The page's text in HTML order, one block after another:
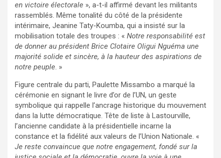
en victoire électorale », a-t-il affirmé devant les militants
rassemblés. Même tonalité du côté de la présidente
intérimaire, Jeanine Taty-Koumba, qui a insisté sur la
mobilisation totale des troupes : « Notre responsabilité est
de donner au président Brice Clotaire Oligui Nguéma une
majorité solide et sincère, à la hauteur des aspirations de
notre peuple. »
Figure centrale du parti, Paulette Missambo a marqué la
cérémonie en signant le livre d’or de l’UN, un geste
symbolique qui rappelle l’ancrage historique du mouvement
dans la lutte démocratique. Tête de liste à Lastourville,
l’ancienne candidate à la présidentielle incarne la
constance et la fidélité aux valeurs de l’Union Nationale. «
Je reste convaincue que notre engagement, fondé sur la